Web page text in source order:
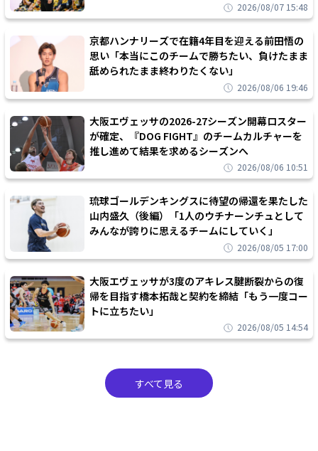
2026/08/07 15:48
京都ハンナリーズで在籍4年目を迎える前田悟の
思い「本当にこのチームで勝ちたい、負けたまま
舐められたまま終わりたくない」
2026/08/06 19:46
大阪エヴェッサの2026-27シーズン開幕ロスター
が確定、『DOG FIGHT』のチームカルチャーを
推し進めて結果を求めるシーズンへ
2026/08/06 10:51
琉球ゴールデンキングスに待望の帰還を果たした
山内盛久（後編）「1人のウチナーンチュとして
みんなが誇りに思えるチームにしていく」
2026/08/05 17:00
大阪エヴェッサが3度のアキレス腱断裂からの復
帰を目指す橋本拓哉と契約を締結「もう一度コー
トに立ちたい」
2026/08/05 14:54
すべて見る